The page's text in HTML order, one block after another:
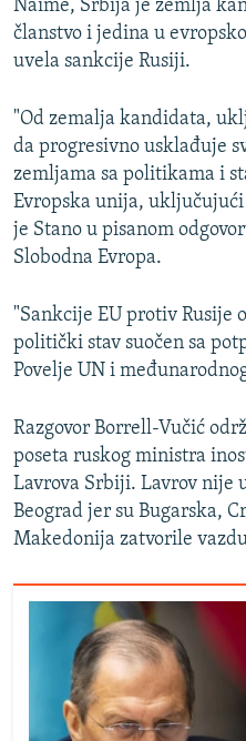
Naime, Srbija je zemlja
članstvo i jedina u
uvela sankcije Rusiji.
"Od zemalja kandidata,
da progresivno usklađuje
zemljama sa politikama i
Evropska unija,
je Stano u pisanom
Slobodna Evropa.
"Sankcije EU protiv Rusije
politički stav suočen sa
Povelje UN i
Razgovor Borrell-Vučić
poseta ruskog ministra
Lavrova Srbiji. Lavrov nije
Beograd jer su Bugarska,
Makedonija zatvorile